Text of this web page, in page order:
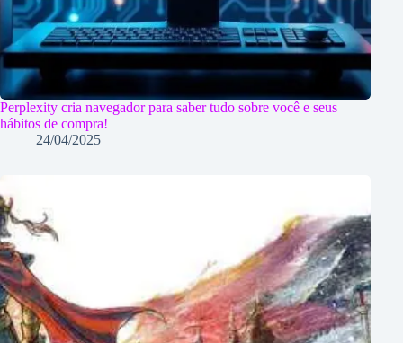
Perplexity cria navegador para saber tudo sobre você e seus
hábitos de compra!
24/04/2025